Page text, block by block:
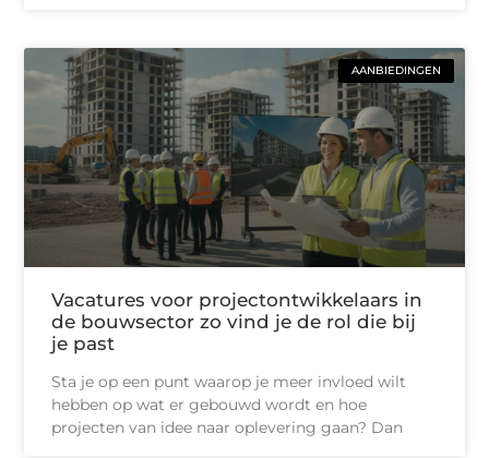
AANBIEDINGEN
Vacatures voor projectontwikkelaars in
de bouwsector zo vind je de rol die bij
je past
Sta je op een punt waarop je meer invloed wilt
hebben op wat er gebouwd wordt en hoe
projecten van idee naar oplevering gaan? Dan